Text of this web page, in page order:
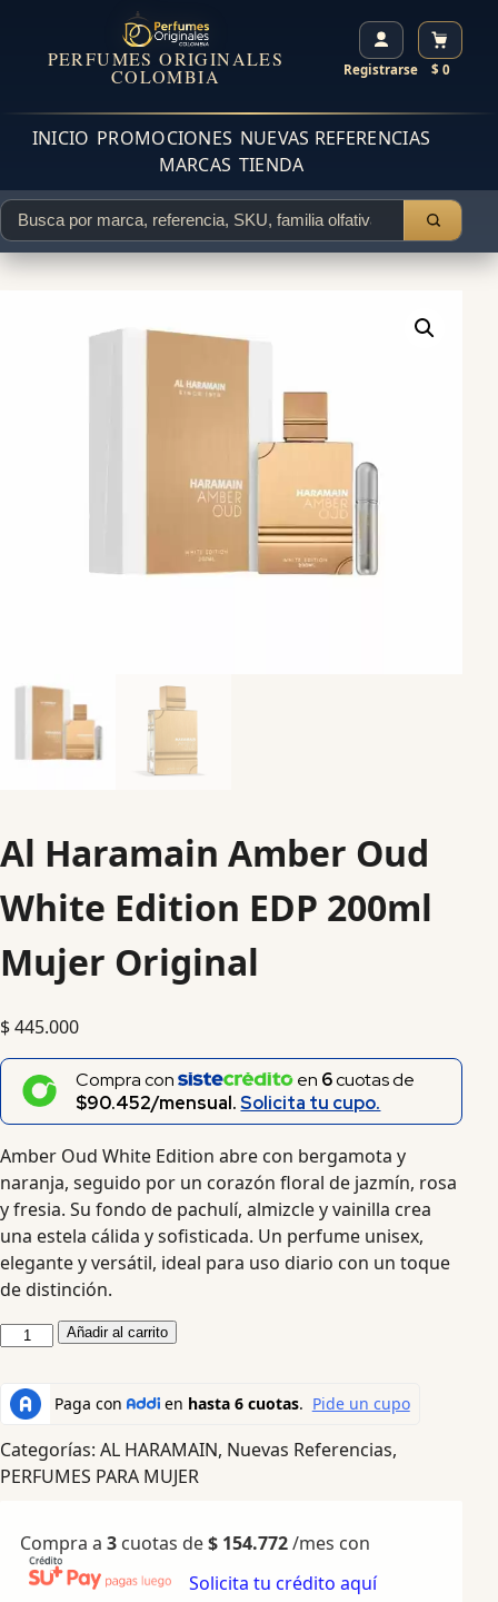
PERFUMES ORIGINALES
COLOMBIA Registrarse $ 0
INICIO PROMOCIONES NUEVAS REFERENCIAS
MARCAS TIENDA
Al Haramain Amber Oud
White Edition EDP 200ml
Mujer Original
$445.000
Compra con en 6cuotas de
$90.452/mensual.Solicita tu cupo.
Amber Oud White Edition abre con bergamota y
naranja, seguido por un corazón floral de jazmín, rosa
y fresia. Su fondo de pachulí, almizcle y vainilla crea
una estela cálida y sofisticada. Un perfume unisex,
elegante y versátil, ideal para uso diario con un toque
de distinción.
Añadir al carrito
Categorías: AL HARAMAIN, Nuevas Referencias,
PERFUMES PARA MUJER
Compra a 3 cuotas de$ 154.772/mes con
Solicita tu crédito aquí